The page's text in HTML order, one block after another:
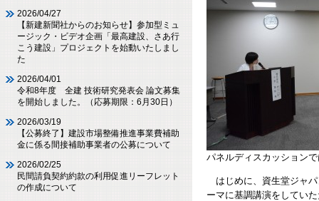
パネルディスカッション
はじめに、資生堂ジャパ
ーマに基調講演をしてい
2026/04/27
【新建新聞社からのお知らせ】参加型ミュ
ージック・ビデオ企画「最高建設、さあ行
こう建設」プロジェクトを始動いたしまし
た
2026/04/01
令和8年度 全建 技術研究発表会 論文募集
を開始しました。（応募期限：6月30日）
2026/03/19
【公募終了】建設市場整備推進事業費補助
金に係る間接補助事業者の公募について
2026/02/25
民間請負契約約款の利用促進リーフレット
の作成について